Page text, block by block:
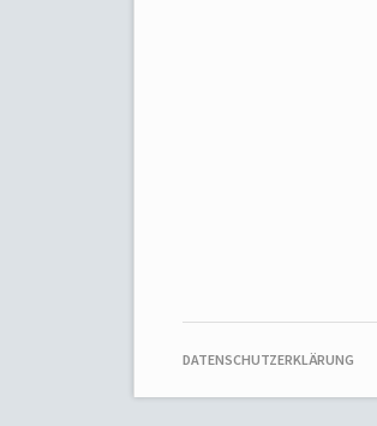
NAVIGATION
DATENSCHUTZERKLÄRUNG